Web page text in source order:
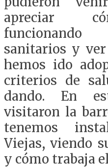
apreciar
sanitarios y
hemos ido
criterios de
dando. En
visitaron la
tenemos
Viejas, viendo
y cómo trabaja